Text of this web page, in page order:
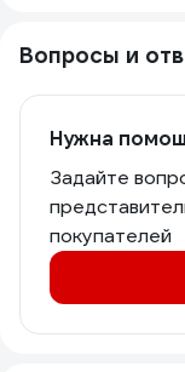
Вопросы и
Нужна
Задайте
покупателей